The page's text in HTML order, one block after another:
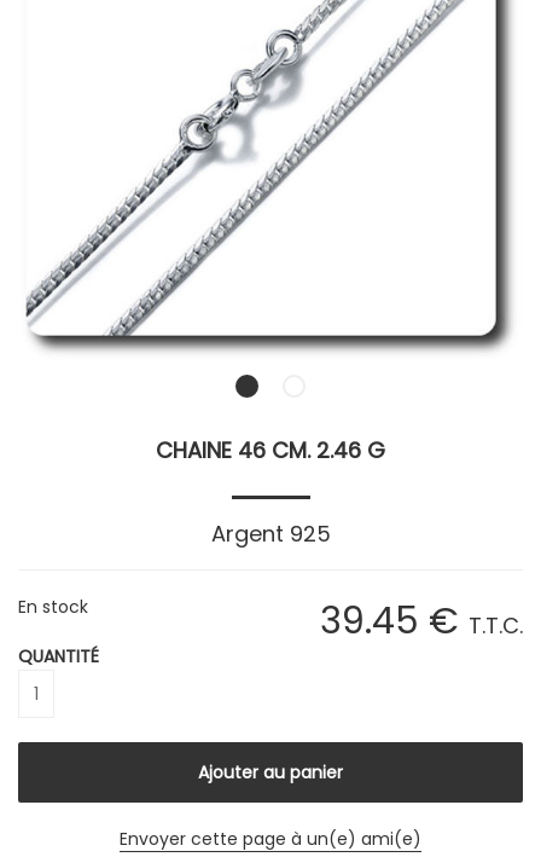
CHAINE 46 CM. 2.46 G
Argent 925
39.45 € T.T.C.
En stock
QUANTITÉ
Envoyer cette page à un(e) ami(e)